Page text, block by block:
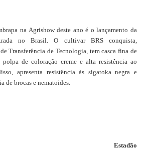
na Agrishow deste ano é o lançamento da
no Brasil. O cultivar BRS conquista,
Transferência de Tecnologia, tem casca fina de
polpa de coloração creme e alta resistência ao
apresenta resistência às sigatoka negra e
de brocas e nematoides.
Estadão